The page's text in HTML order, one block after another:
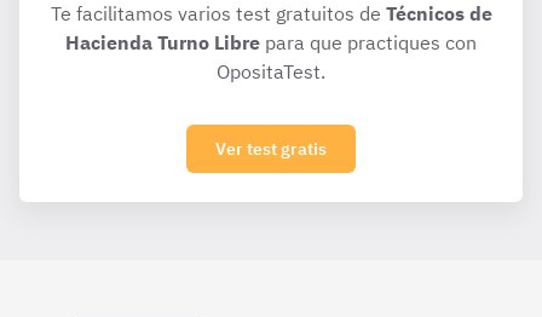
Te facilitamos varios test gratuitos de Técnicos de
Hacienda Turno Libre para que practiques con
OpositaTest.
Ver test gratis